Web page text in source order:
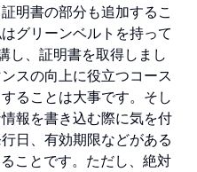
明書の部分も追加するこ
グリーンベルトを持って
し、証明書を取得しまし
スの向上に役立つコース
ることは大事です。そし
報を書き込む際に気を付
日、有効期限などがある
ことです。ただし、絶対